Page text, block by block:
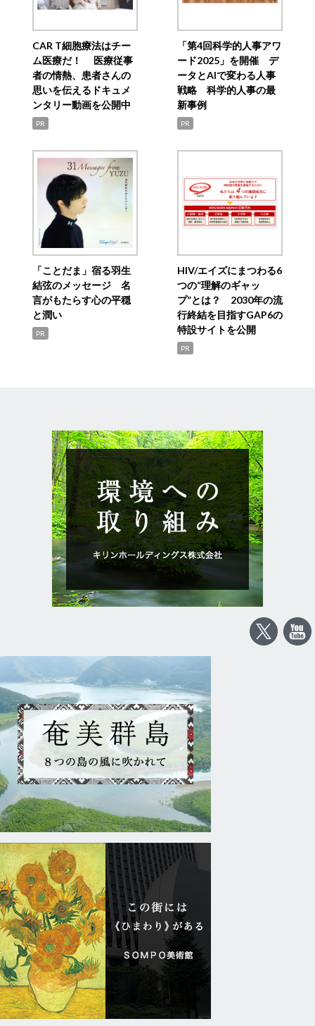
CAR T細胞療法はチー
ム医療だ！ 医療従事
者の情熱、患者さんの
思いを伝えるドキュメ
ンタリー動画を公開中
PR
「第4回科学的人事アワ
ード2025」を開催 デ
ータとAIで変わる人事
戦略 科学的人事の最
新事例
PR
「ことだま」宿る羽生
結弦のメッセージ 名
言がもたらす心の平穏
と潤い
PR
HIV/エイズにまつわる6
つの“理解のギャッ
プ”とは？ 2030年の流
行終結を目指すGAP6の
特設サイトを公開
PR